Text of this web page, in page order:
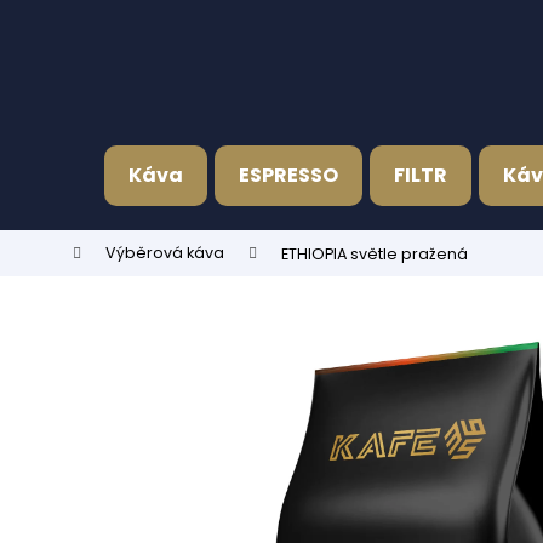
Káva ESPRESSO FILTR
Domů Výběrová káva ETHIOPIA světle pražená